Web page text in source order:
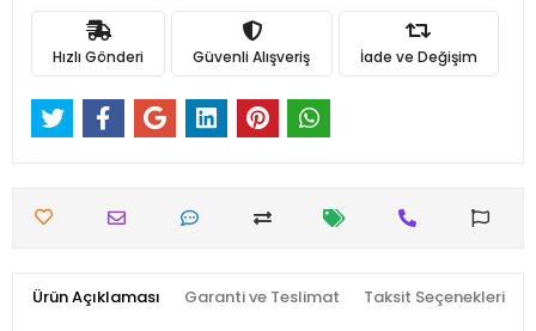
Hızlı Gönderi Güvenli Alışveriş İade ve Değişim
Ürün Açıklaması Garanti ve Teslimat Taksit Seçenekleri